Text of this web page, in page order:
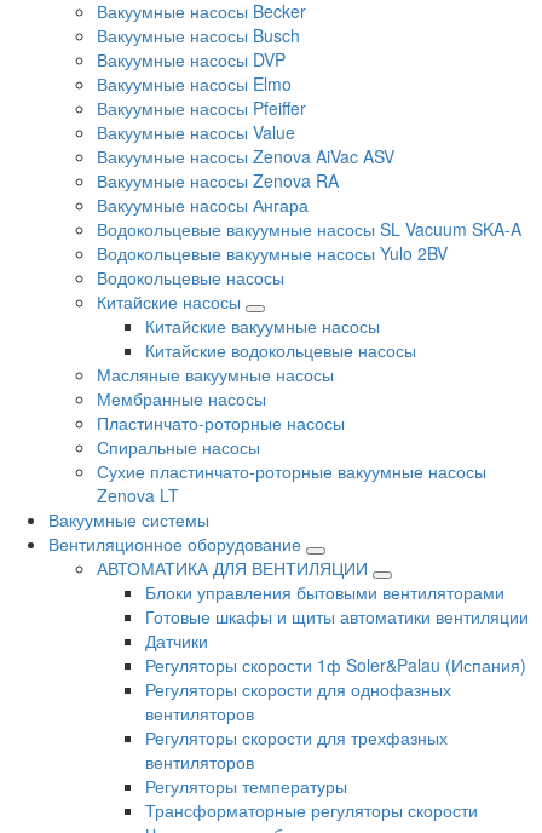
Вакуумные насосы Becker
Вакуумные насосы Busch
Вакуумные насосы DVP
Вакуумные насосы Elmo
Вакуумные насосы Pfeiffer
Вакуумные насосы Value
Вакуумные насосы Zenova AiVac ASV
Вакуумные насосы Zenova RA
Вакуумные насосы Ангара
Водокольцевые вакуумные насосы SL Vacuum SKA-A
Водокольцевые вакуумные насосы Yulo 2BV
Водокольцевые насосы
Китайские насосы
Китайские вакуумные насосы
Китайские водокольцевые насосы
Масляные вакуумные насосы
Мембранные насосы
Пластинчато-роторные насосы
Спиральные насосы
Сухие пластинчато-роторные вакуумные насосы
Zenova LT
Вакуумные системы
Вентиляционное оборудование
АВТОМАТИКА ДЛЯ ВЕНТИЛЯЦИИ
Блоки управления бытовыми вентиляторами
Готовые шкафы и щиты автоматики вентиляции
Датчики
Регуляторы скорости 1ф Soler&Palau (Испания)
Регуляторы скорости для однофазных
вентиляторов
Регуляторы скорости для трехфазных
вентиляторов
Регуляторы температуры
Трансформаторные регуляторы скорости